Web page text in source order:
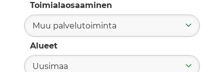
Toimialaosaaminen
Muu palvelutoiminta
Alueet
Uusimaa